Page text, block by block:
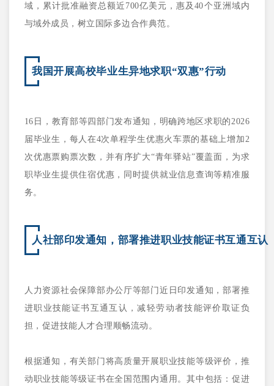
域，累计批准融资总额近700亿美元，惠及40个亚洲域内
与域外成员，树立国际多边合作典范。
我国开展高校毕业生异地求职“双惠”行动
16日，教育部等四部门发布通知，明确跨地区求职的2026
届毕业生，每人在4次单程学生优惠火车票的基础上增加2
次优惠票购票次数，并有序扩大“青年驿站”覆盖面，为求
职毕业生提供住宿优惠，同时提供就业信息查询等精准服
务。
人社部印发通知，部署推进职业技能证书互通互认
人力资源社会保障部办公厅等部门近日印发通知，部署推
进职业技能证书互通互认，减轻劳动者技能评价取证负
担，促进技能人才合理顺畅流动。
根据通知，有关部门将高质量开展职业技能等级评价，推
动职业技能等级证书在全国范围内通用。其中包括：促进